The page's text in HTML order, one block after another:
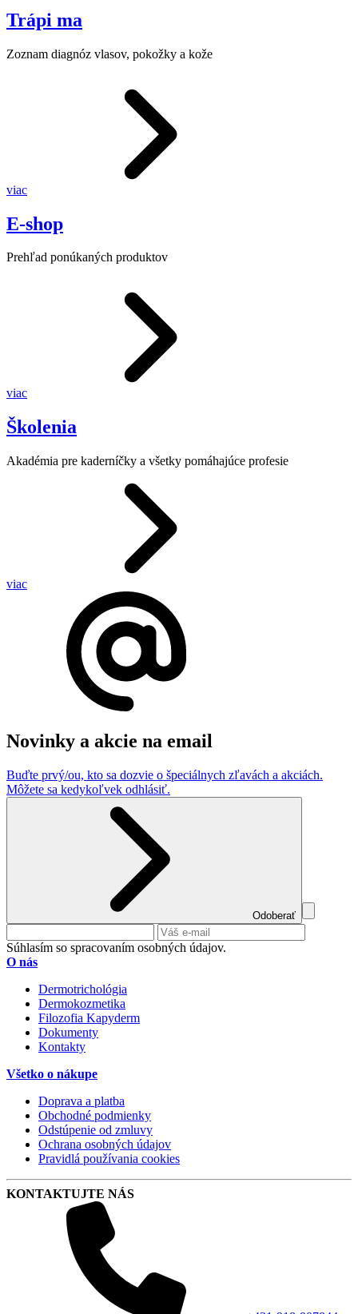
Trápi ma
Zoznam diagnóz vlasov, pokožky a kože
viac
E-shop
Prehľad ponúkaných produktov
viac
Školenia
Akadémia pre kaderníčky a všetky pomáhajúce profesie
viac
Novinky a akcie na email
Buďte prvý/ou, kto sa dozvie o špeciálnych zľavách a akciách.
Môžete sa kedykoľvek odhlásiť.
Odoberať
Súhlasím so spracovaním osobných údajov.
O nás
Dermotrichológia
Dermokozmetika
Filozofia Kapyderm
Dokumenty
Kontakty
Všetko o nákupe
Doprava a platba
Obchodné podmienky
Odstúpenie od zmluvy
Ochrana osobných údajov
Pravidlá používania cookies
KONTAKTUJTE NÁS